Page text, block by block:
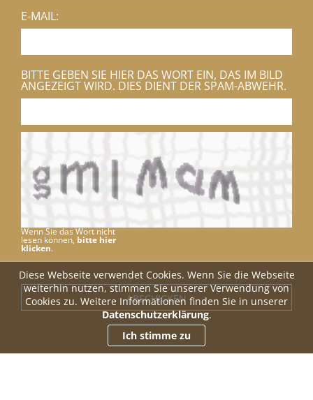
E-MAIL:
BITTE GEBEN SIE HIER DAS WORT EIN, DAS IM BILD
ANGEZEIGT WIRD. DIES DIENT DER SPAM-ABWEHR.
Wenn Sie das Wort nicht
lesen können, bitte hier
klicken.
Diese Webseite verwendet Cookies. Wenn Sie die Webseite
weiterhin nutzen, stimmen Sie unserer Verwendung von
Cookies zu. Weitere Informationen finden Sie in unserer
Datenschutzerklärung.
Ich stimme zu